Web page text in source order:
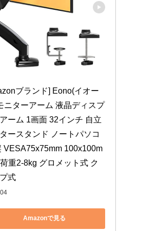
ブランド] Eono(イオー
ニターアーム 液晶ディスプ
ーム 1画面 32インチ 自立
ースタンド ノートパソコ
VESA75x75mm 100x100m
重2-8kg グロメット式 ク
式
Amazonで見る